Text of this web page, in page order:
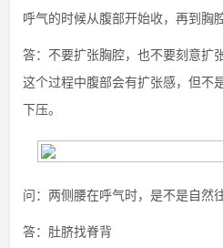
呼气的时候从腹部开始收，再到胸
答：不要扩张胸腔，也不要刻意扩
这个过程中腹部会有扩张感，但不
下压。
问：两侧腰在呼气时，是不是自然
答：肚脐找脊背